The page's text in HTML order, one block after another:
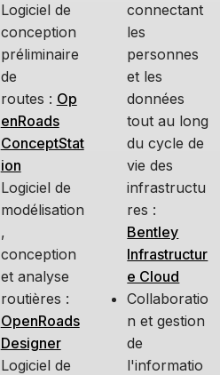
Logiciel de
conception
préliminaire
de
routes : Op
enRoads
ConceptStat
ion
Logiciel de
modélisation
,
conception
et analyse
routières :
OpenRoads
Designer
Logiciel de
connectant
les
personnes
et les
données
tout au long
du cycle de
vie des
infrastructu
res :
Bentley
Infrastructur
e Cloud
Collaboratio
n et gestion
de
l'informatio